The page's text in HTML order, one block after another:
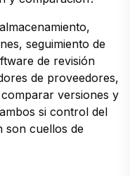
seguimiento de
de revisión
de proveedores,
versiones y
si control del
son cuellos de